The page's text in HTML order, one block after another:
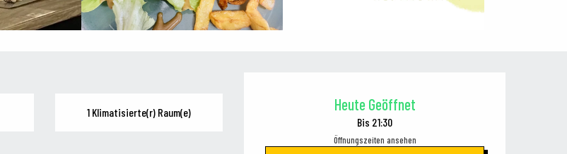
Heute Geöffnet
Bis 21:30
Öffnungszeiten ansehen
1 Klimatisierte(r) Raum(e)